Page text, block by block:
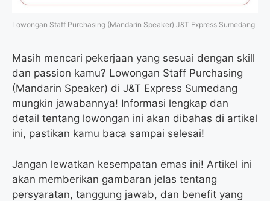
Lowongan Staff Purchasing (Mandarin Speaker) J&T Express Sumedang
Masih mencari pekerjaan yang sesuai dengan skill
dan passion kamu? Lowongan Staff Purchasing
(Mandarin Speaker) di J&T Express Sumedang
mungkin jawabannya! Informasi lengkap dan
detail tentang lowongan ini akan dibahas di artikel
ini, pastikan kamu baca sampai selesai!
Jangan lewatkan kesempatan emas ini! Artikel ini
akan memberikan gambaran jelas tentang
persyaratan, tanggung jawab, dan benefit yang